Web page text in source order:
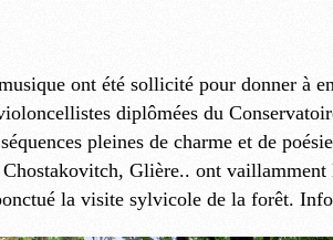
ont été sollicité pour donner à
diplômées du
pleines de charme et de
Glière.. ont
la visite sylvicole de la forêt.